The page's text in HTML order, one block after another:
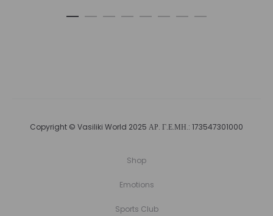
Copyright © Vasiliki World 2025 ΑΡ. Γ.Ε.ΜΗ.: 173547301000
Shop
Emotions
Sports Club